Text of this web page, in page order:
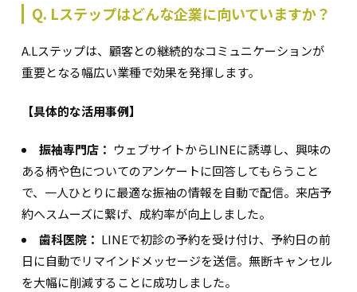
Q. Lステップはどんな企業に向いていますか？
A.Lステップは、顧客との継続的なコミュニケーションが
重要となる幅広い業種で効果を発揮します。
【具体的な活用事例】
振袖専門店： ウェブサイトからLINEに誘導し、興味の
ある柄や色についてのアンケートに回答してもらうこと
で、一人ひとりに最適な振袖の情報を自動で配信。来店予
約へスムーズに繋げ、成約率が向上しました。
歯科医院： LINEで初診の予約を受け付け、予約日の前
日に自動でリマインドメッセージを送信。無断キャンセル
を大幅に削減することに成功しました。